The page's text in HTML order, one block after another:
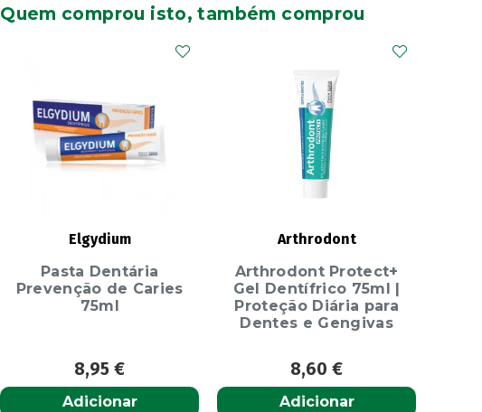
Escova
Quem comprou isto, também comprou
Elgydium
Pasta Dentária
Prevenção de Caries
75ml
8,95€
Adicionar
Arthrodont
Arthrodont Protect+
Gel Dentífrico 75ml |
Proteção Diária para
Dentes e Gengivas
8,60€
Adicionar